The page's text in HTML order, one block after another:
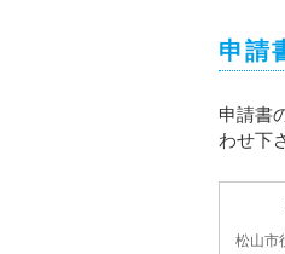
申請
申請書
わせ下
松山市